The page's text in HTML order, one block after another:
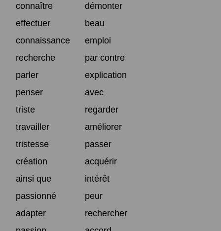
connaître
démonter
effectuer
beau
connaissance
emploi
recherche
par contre
parler
explication
penser
avec
triste
regarder
travailler
améliorer
tristesse
passer
création
acquérir
ainsi que
intérêt
passionné
peur
adapter
rechercher